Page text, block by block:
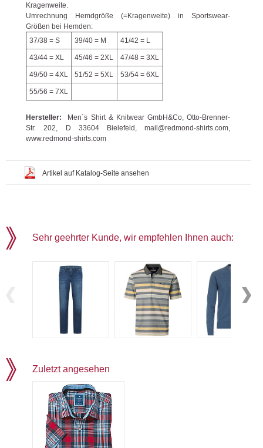
Kragenweite.
Umrechnung Hemdgröße (=Kragenweite) in Sportswear-
Größen bei Hemden:
37/38 = S
39/40 = M 41/42 = L
43/44 = XL 45/46 = 2XL 47/48 = 3XL
49/50 = 4XL 51/52 = 5XL 53/54 = 6XL
55/56 = 7XL
Hersteller: Men´s Shirt & Knitwear GmbH&Co, Otto-Brenner-
Str. 202, D 33604 Bielefeld, mail@redmond-shirts.com,
www.redmond-shirts.com
Artikel auf Katalog-Seite ansehen
Sehr geehrter Kunde, wir empfehlen Ihnen auch:
Zuletzt angesehen